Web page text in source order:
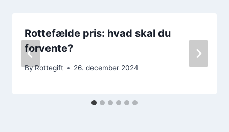
Rottefælde pris: hvad skal du
forvente?
ByRottegift 26. december 2024